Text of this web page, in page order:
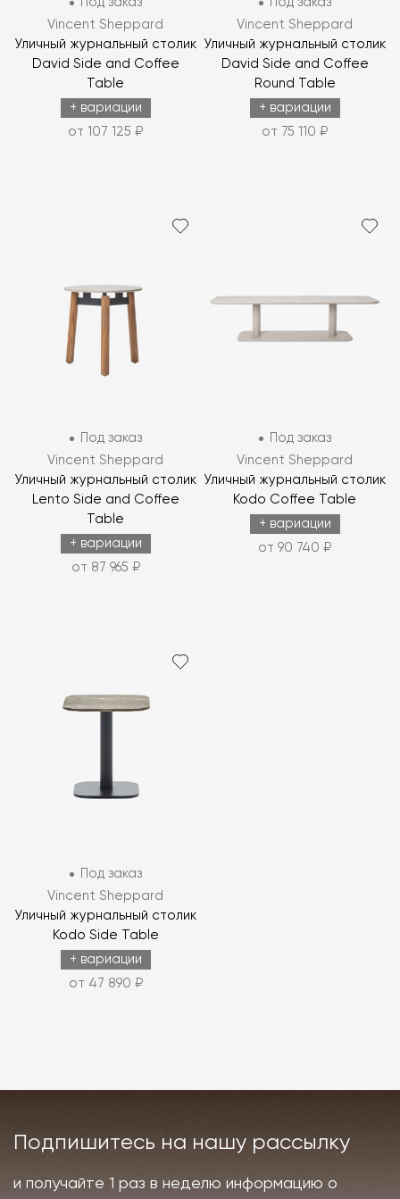
Vincent Sheppard
Уличный журнальный столик
David Side and Coffee
Table
+ вариации
от 107 125 ₽
Vincent Sheppard
Уличный журнальный столик
David Side and Coffee
Round Table
+ вариации
от 75 110 ₽
Под заказ
Vincent Sheppard
Уличный журнальный столик
Lento Side and Coffee
Table
+ вариации
от 87 965 ₽
Под заказ
Vincent Sheppard
Уличный журнальный столик
Kodo Coffee Table
+ вариации
от 90 740 ₽
Под заказ
Vincent Sheppard
Уличный журнальный столик
Kodo Side Table
+ вариации
от 47 890 ₽
Подпишитесь на нашу рассылку
и получайте 1 раз в неделю информацию о